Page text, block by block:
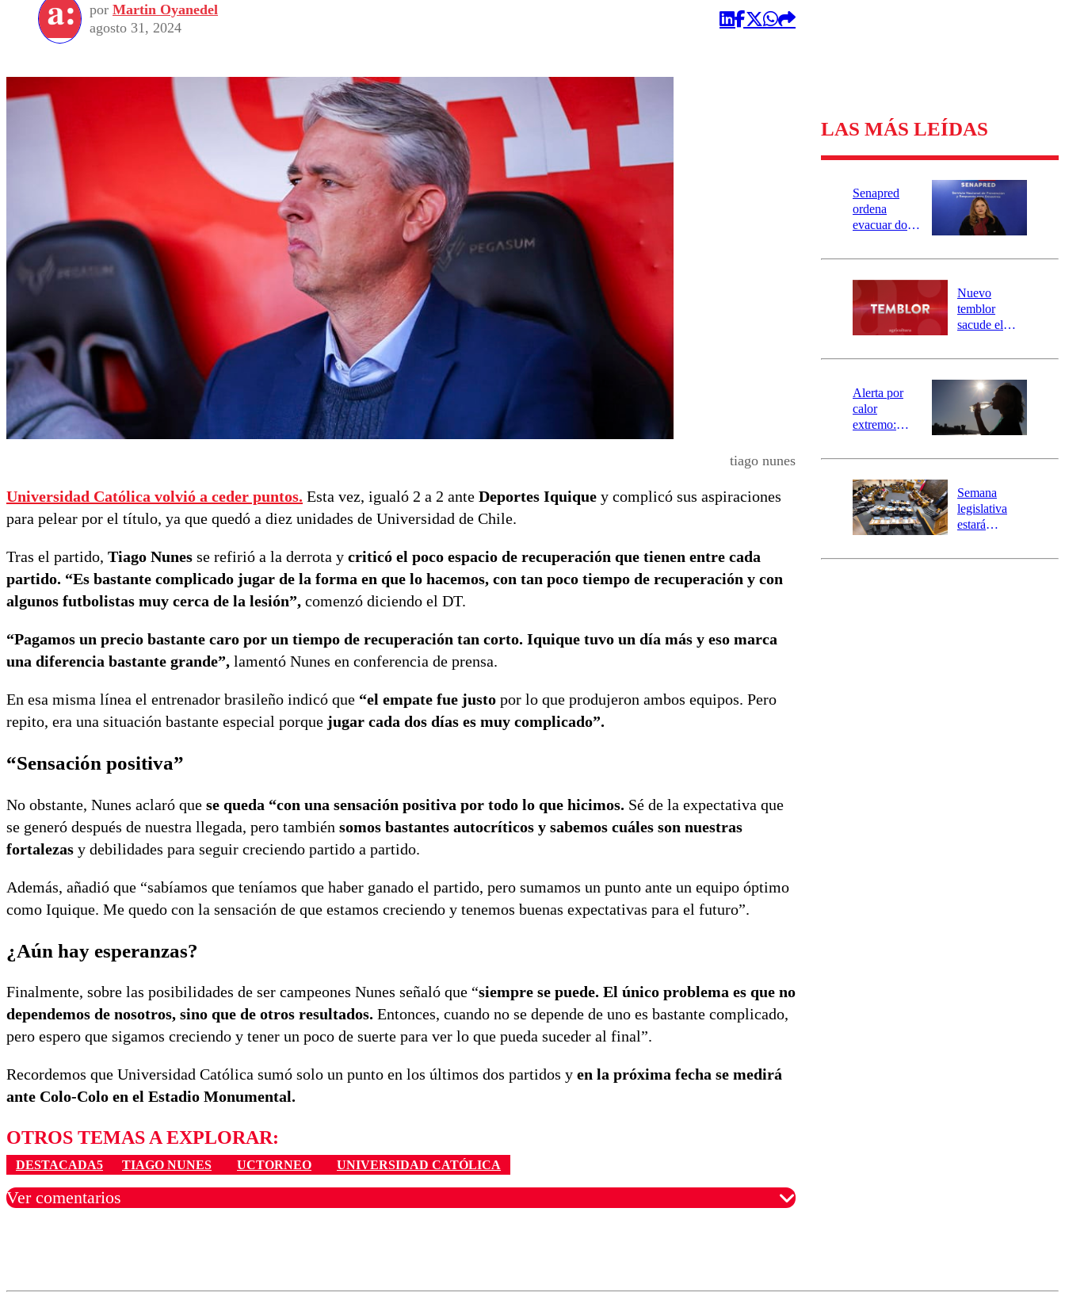
por Martin Oyanedel
agosto 31, 2024
tiago nunes
Universidad Católica volvió a ceder puntos. Esta vez, igualó 2 a 2 ante Deportes Iquique y complicó sus aspiraciones
para pelear por el título, ya que quedó a diez unidades de Universidad de Chile.
Tras el partido, Tiago Nunes se refirió a la derrota y criticó el poco espacio de recuperación que tienen entre cada
partido. “Es bastante complicado jugar de la forma en que lo hacemos, con tan poco tiempo de recuperación y con
algunos futbolistas muy cerca de la lesión”, comenzó diciendo el DT.
“Pagamos un precio bastante caro por un tiempo de recuperación tan corto. Iquique tuvo un día más y eso marca
una diferencia bastante grande”, lamentó Nunes en conferencia de prensa.
En esa misma línea el entrenador brasileño indicó que “el empate fue justo por lo que produjeron ambos equipos. Pero
repito, era una situación bastante especial porque jugar cada dos días es muy complicado”.
“Sensación positiva”
No obstante, Nunes aclaró que se queda “con una sensación positiva por todo lo que hicimos. Sé de la expectativa que
se generó después de nuestra llegada, pero también somos bastantes autocríticos y sabemos cuáles son nuestras
fortalezas y debilidades para seguir creciendo partido a partido.
Además, añadió que “sabíamos que teníamos que haber ganado el partido, pero sumamos un punto ante un equipo óptimo
como Iquique. Me quedo con la sensación de que estamos creciendo y tenemos buenas expectativas para el futuro”.
¿Aún hay esperanzas?
Finalmente, sobre las posibilidades de ser campeones Nunes señaló que “siempre se puede. El único problema es que no
dependemos de nosotros, sino que de otros resultados. Entonces, cuando no se depende de uno es bastante complicado,
pero espero que sigamos creciendo y tener un poco de suerte para ver lo que pueda suceder al final”.
Recordemos que Universidad Católica sumó solo un punto en los últimos dos partidos y en la próxima fecha se medirá
ante Colo-Colo en el Estadio Monumental.
OTROS TEMAS A EXPLORAR:
DESTACADA5 TIAGO NUNES UCTORNEO UNIVERSIDAD CATÓLICA
Ver comentarios
LAS MÁS LEÍDAS
Senapred
ordena
evacuar dos
Carahue por
río Damas:
activa
mensajería
SAE
Nuevo
temblor
sacude el
revisa la
epicentro
Alerta por
calor
extremo:
activa Alerta
Preventiva en
tres comunas
Semana
legislativa
estará
el fin de la